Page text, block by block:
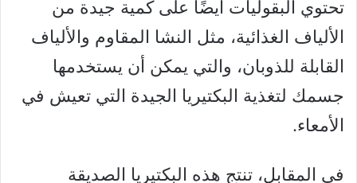
تحتوي البقوليات أيضًا على كمية جيدة من
الألياف الغذائية، مثل النشا المقاوم والألياف
القابلة للذوبان، والتي يمكن أن يستخدمها
جسمك لتغذية البكتيريا الجيدة التي تعيش في
الأمعاء.
في المقابل، تنتج هذه البكتيريا الصديقة